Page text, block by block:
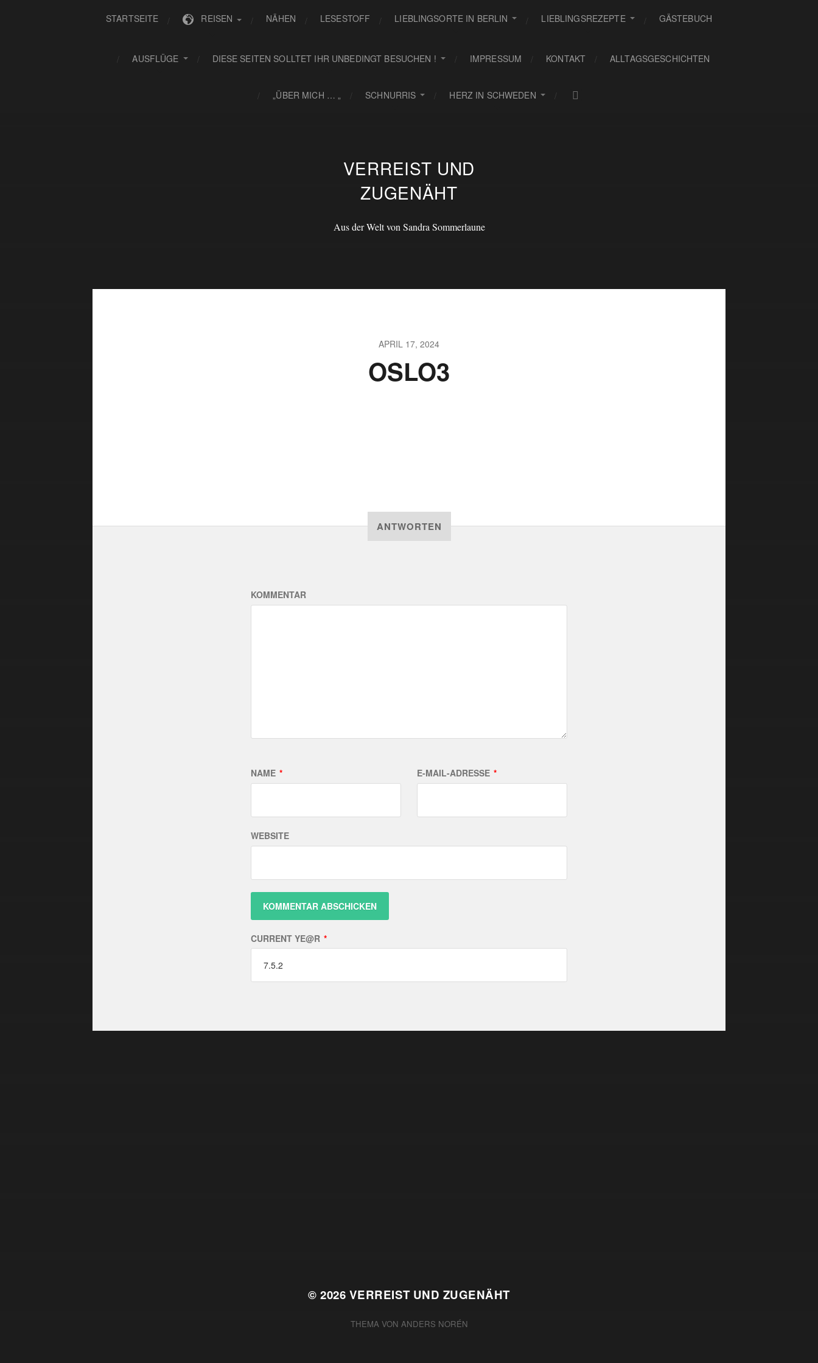
STARTSEITE REISEN NÄHEN LESESTOFF LIEBLINGSORTE IN BERLIN LIEBLINGSREZEPTE GÄSTEBUCH
AUSFLÜGE DIESE SEITEN SOLLTET IHR UNBEDINGT BESUCHEN ! IMPRESSUM KONTAKT ALLTAGSGESCHICHTEN
„ÜBER MICH … „ SCHNURRIS HERZ IN SCHWEDEN
VERREIST UND
ZUGENÄHT
Aus der Welt von Sandra Sommerlaune
APRIL 17, 2024
OSLO3
ANTWORTEN
KOMMENTAR
NAME * E-MAIL-ADRESSE *
WEBSITE
CURRENT YE@R *
© 2026 VERREIST UND ZUGENÄHT
THEMA VON ANDERS NORÉN